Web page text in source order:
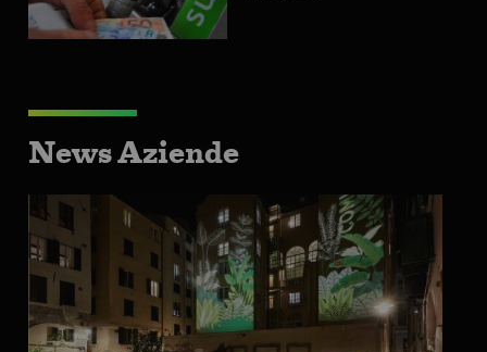
News Aziende